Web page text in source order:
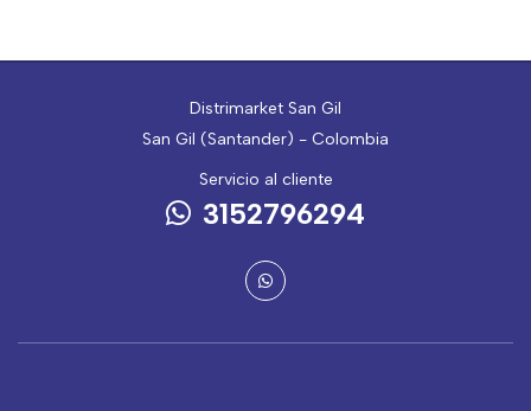
Distrimarket San Gil
San Gil (Santander) - Colombia
Servicio al cliente
3152796294